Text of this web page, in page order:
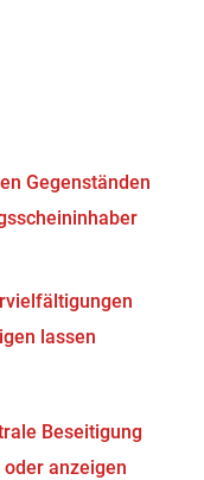
Gegenständen
lassen
Beseitigung
anzeigen